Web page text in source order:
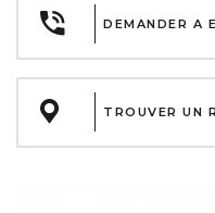
DEMANDER A
TROUVER UN